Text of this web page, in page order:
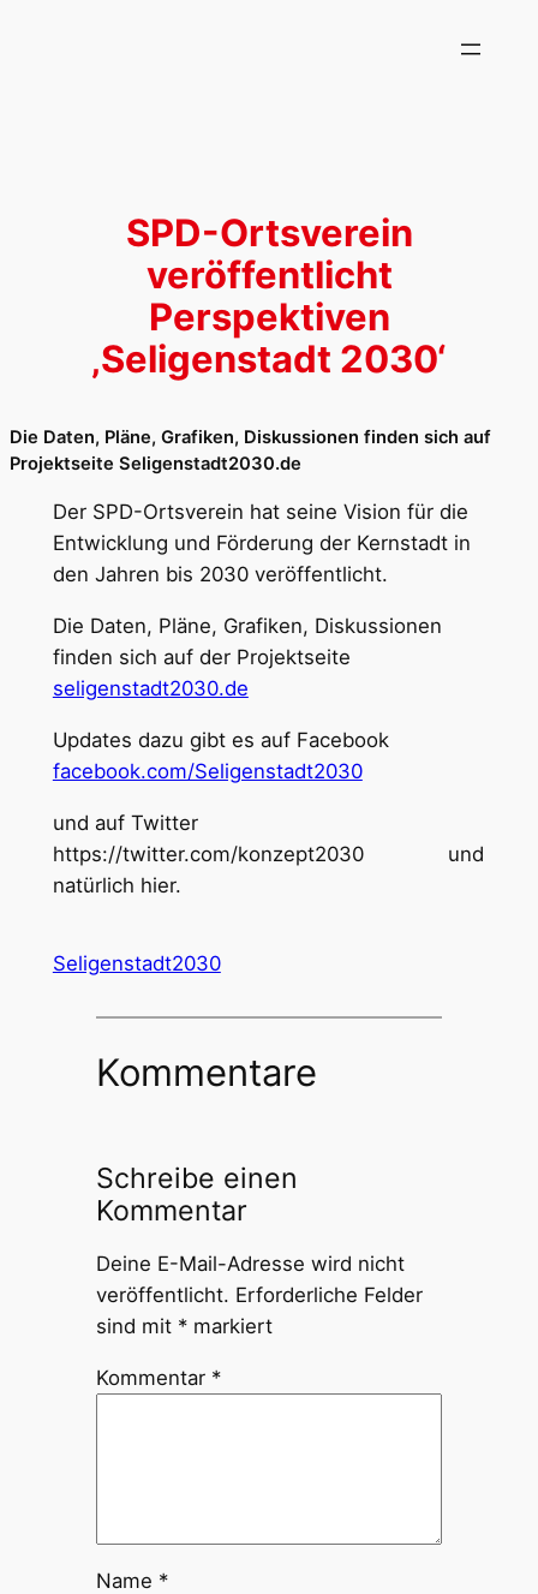
SPD-Ortsverein
veröffentlicht
Perspektiven
‚Seligenstadt 2030‘
Die Daten, Pläne, Grafiken, Diskussionen finden sich auf
Projektseite Seligenstadt2030.de
Der SPD-Ortsverein hat seine Vision für die
Entwicklung und Förderung der Kernstadt in
den Jahren bis 2030 veröffentlicht.
Die Daten, Pläne, Grafiken, Diskussionen
finden sich auf der Projektseite
seligenstadt2030.de
Updates dazu gibt es auf Facebook
facebook.com/Seligenstadt2030
und auf Twitter
https://twitter.com/konzept2030 und
natürlich hier.
Seligenstadt2030
Kommentare
Schreibe einen
Kommentar
Deine E-Mail-Adresse wird nicht
veröffentlicht. Erforderliche Felder
sind mit *markiert
Kommentar *
Name *